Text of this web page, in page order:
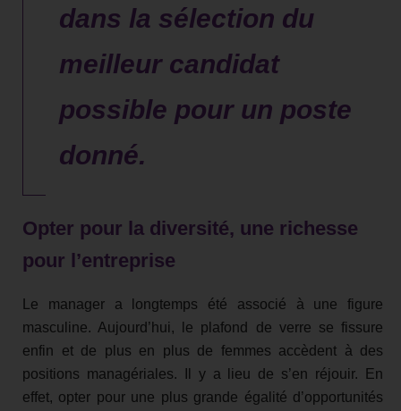
dans la sélection du
meilleur candidat
possible pour un poste
donné.
Opter pour la diversité, une richesse
pour l’entreprise
Le manager a longtemps été associé à une figure
masculine. Aujourd’hui, le plafond de verre se fissure
enfin et de plus en plus de femmes accèdent à des
positions managériales. Il y a lieu de s’en réjouir. En
effet, opter pour une plus grande égalité d’opportunités